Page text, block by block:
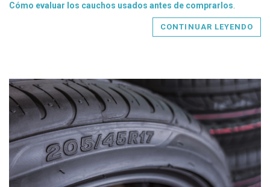
Cómo evaluar los cauchos usados antes de comprarlos
CONTINUAR LEYENDO